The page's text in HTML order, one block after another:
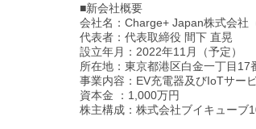
■新会社概要
会社名：Charge+ Japan株式会社
代表者：代表取締役 間下 直晃
設立年月： 2022年11月（予定）
所在地：東京都港区白金一丁目17
事業内容：EV充電器及びIoTサー
資本金 ：1,000万円
株主構成：株式会社ブイキューブ